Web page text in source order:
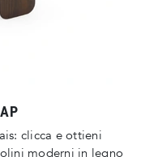
clicca e ottieni
moderni in legno